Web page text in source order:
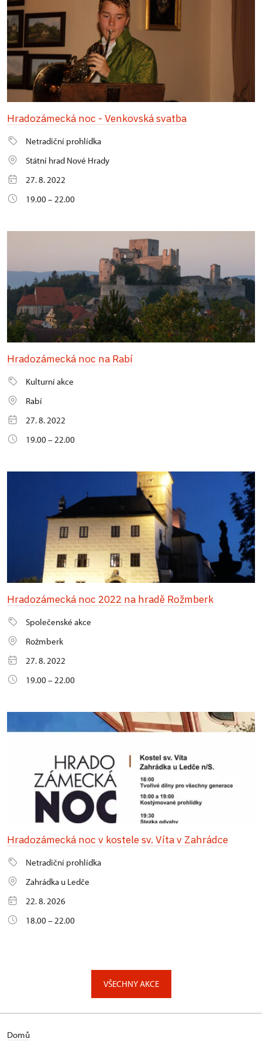
Hradozámecká noc - Venkovská svatba
Netradiční prohlídka
Státní hrad Nové Hrady
27. 8. 2022
19.00 – 22.00
Hradozámecká noc na Rabí
Kulturní akce
Rabí
27. 8. 2022
19.00 – 22.00
Hradozámecká noc 2022 na hradě Rožmberk
Společenské akce
Rožmberk
27. 8. 2022
19.00 – 22.00
Hradozámecká noc v kostele sv. Víta v Zahrádce
Netradiční prohlídka
Zahrádka u Ledče
22. 8. 2026
18.00 – 22.00
VŠECHNY AKCE
Domů